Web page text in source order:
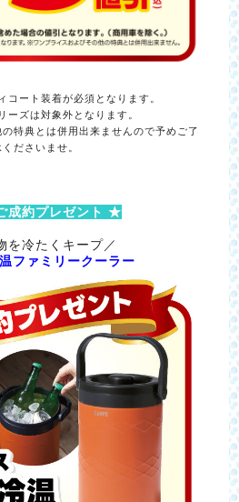
コート装着が必須となります。
ーズは対象外となります。
特典とは併用出来ませんので予めご了
くださいませ。
成約プレゼント ★
を冷たくキープ／
ファミリークーラー